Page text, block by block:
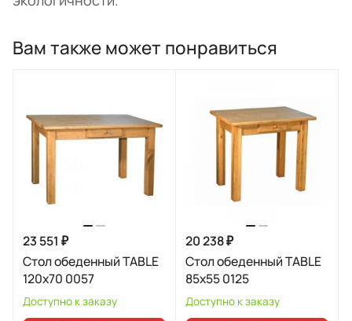
Вам также может понравиться
23 551 ₽
Стол обеденный TABLE
120x70 0057
Доступно к заказу
20 238 ₽
Стол обеденный TABLE
85x55 0125
Доступно к заказу